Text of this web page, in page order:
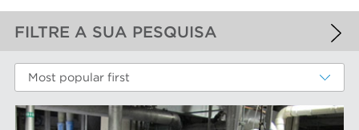
FILTRE A SUA PESQUISA
FILTROS APLICADOS
Sistema de aproximação
Most popular first